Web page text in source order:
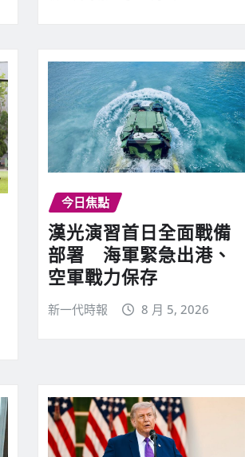
今日焦點
漢光演習首日全面戰備
部署 海軍緊急出港、
空軍戰力保存
新一代時報 8 月 5, 2026